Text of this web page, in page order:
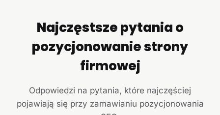
Najczęstsze pytania o
pozycjonowanie strony
firmowej
Odpowiedzi na pytania, które najczęściej
pojawiają się przy zamawianiu pozycjonowania